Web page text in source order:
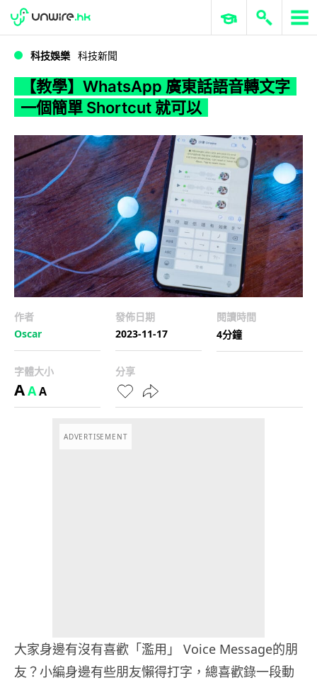
WWDC 2026 ERP 與商業 AI
科技娛樂 科技新聞
【教學】WhatsApp 廣東話語音轉文字
一個簡單 Shortcut 就可以
作者
Oscar
發佈日期
2023-11-17
閱讀時間
4分鐘
字體大小
AAA
分享
ADVERTISEMENT
大家身邊有沒有喜歡「濫用」 Voice Message的朋
友？小編身邊有些朋友懶得打字，總喜歡錄一段動